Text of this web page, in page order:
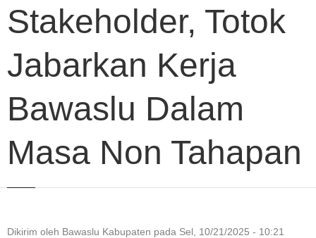
Stakeholder, Totok
Jabarkan Kerja
Bawaslu Dalam
Masa Non Tahapan
Dikirim oleh Bawaslu Kabupaten pada Sel, 10/21/2025 - 10:21